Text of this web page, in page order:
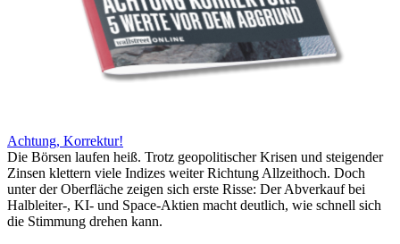
Achtung, Korrektur!
Die Börsen laufen heiß. Trotz geopolitischer Krisen und steigender
Zinsen klettern viele Indizes weiter Richtung Allzeithoch. Doch
unter der Oberfläche zeigen sich erste Risse: Der Abverkauf bei
Halbleiter-, KI- und Space-Aktien macht deutlich, wie schnell sich
die Stimmung drehen kann.